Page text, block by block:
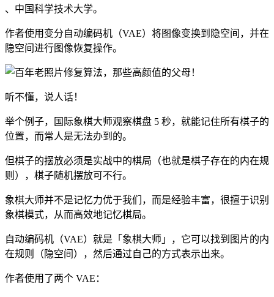
、中国科学技术大学。
作者使用变分自动编码机（VAE）将图像变换到隐空间，并在
隐空间进行图像恢复操作。
听不懂，说人话！
举个例子，国际象棋大师观察棋盘 5 秒，就能记住所有棋子的
位置，而常人是无法办到的。
但棋子的摆放必须是实战中的棋局（也就是棋子存在的内在规
则），棋子随机摆放可不行。
象棋大师并不是记忆力优于我们，而是经验丰富，很擅于识别
象棋模式，从而高效地记忆棋局。
自动编码机（VAE）就是「象棋大师」，它可以找到图片的内
在规则（隐空间），然后通过自己的方式表示出来。
作者使用了两个 VAE：